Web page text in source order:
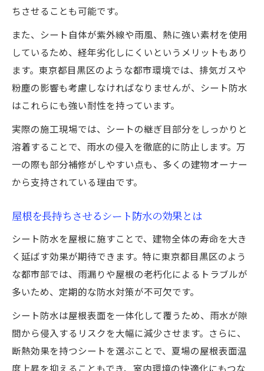
費用を抑えるシート防水の見積比較法
シート防水の費用を抑える見積もりの工夫
複数業者で比較するシート防水の費用ポイ
ント
シート防水工事の見積りで注意すべき点
お得にシート防水を依頼する見積比較の方
法
シート防水の料金交渉で失敗しないコツ
施工事例から学ぶ屋根防水の成功ポイント
シート防水施工事例に学ぶ成功の秘訣
識
シート防水の成功事例に見るポイント解説
施工事例から見えるシート防水の注意点
屋根防水のプロが語るシート防水の実例
ちさせることも可能です。
また、シート自体が紫外線や雨風、熱に強い素材を使用
しているため、経年劣化しにくいというメリットもあり
ます。東京都目黒区のような都市環境では、排気ガスや
粉塵の影響も考慮しなければなりませんが、シート防水
はこれらにも強い耐性を持っています。
実際の施工現場では、シートの継ぎ目部分をしっかりと
溶着することで、雨水の侵入を徹底的に防止します。万
一の際も部分補修がしやすい点も、多くの建物オーナー
から支持されている理由です。
屋根を長持ちさせるシート防水の効果とは
シート防水を屋根に施すことで、建物全体の寿命を大き
く延ばす効果が期待できます。特に東京都目黒区のよう
な都市部では、雨漏りや屋根の老朽化によるトラブルが
多いため、定期的な防水対策が不可欠です。
シート防水は屋根表面を一体化して覆うため、雨水が隙
間から侵入するリスクを大幅に減少させます。さらに、
断熱効果を持つシートを選ぶことで、夏場の屋根表面温
度上昇を抑えることもでき、室内環境の快適化にもつな